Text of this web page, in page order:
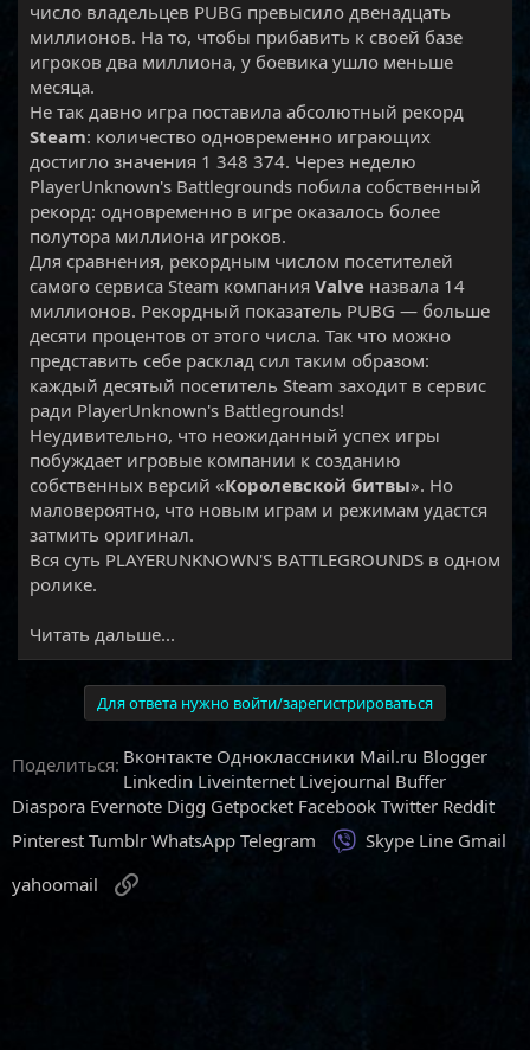
число владельцев PUBG превысило двенадцать
миллионов. На то, чтобы прибавить к своей базе
игроков два миллиона, у боевика ушло меньше
месяца.
Не так давно игра поставила абсолютный рекорд
Steam: количество одновременно играющих
достигло значения 1 348 374. Через неделю
PlayerUnknown's Battlegrounds побила собственный
рекорд: одновременно в игре оказалось более
полутора миллиона игроков.
Для сравнения, рекордным числом посетителей
самого сервиса Steam компания Valve назвала 14
миллионов. Рекордный показатель PUBG — больше
десяти процентов от этого числа. Так что можно
представить себе расклад сил таким образом:
каждый десятый посетитель Steam заходит в сервис
ради PlayerUnknown's Battlegrounds!
Неудивительно, что неожиданный успех игры
побуждает игровые компании к созданию
собственных версий «Королевской битвы». Но
маловероятно, что новым играм и режимам удастся
затмить оригинал.
Вся суть PLAYERUNKNOWN'S BATTLEGROUNDS в одном
ролике.​
Читать дальше...
Для ответа нужно войти/зарегистрироваться
Поделиться: Вконтакте Одноклассники Mail.ru Blogger
Linkedin Liveinternet Livejournal Buffer
Diaspora Evernote Digg Getpocket Facebook Twitter Reddit
Pinterest Tumblr WhatsApp Telegram Viber
Skype Line Gmail
yahoomail